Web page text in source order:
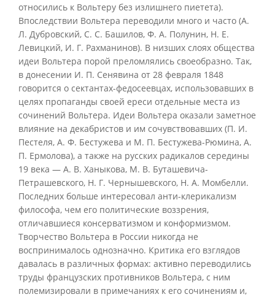
относились к Вольтеру без излишнего пиетета).
Впоследствии Вольтера переводили много и часто (А.
Л. Дубровский, С. С. Башилов, Ф. А. Полунин, Н. Е.
Левицкий, И. Г. Рахманинов). В низших слоях общества
идеи Вольтера порой преломлялись своеобразно. Так,
в донесении И. П. Сенявина от 28 февраля 1848
говорится о сектантах-федосеевцах, использовавших в
целях пропаганды своей ереси отдельные места из
сочинений Вольтера. Идеи Вольтера оказали заметное
влияние на декабристов и им сочувствовавших (П. И.
Пестеля, А. Ф. Бестужева и М. П. Бестужева-Рюмина, А.
П. Ермолова), а также на русских радикалов середины
19 века — А. В. Ханыкова, М. В. Буташевича-
Петрашевского, Н. Г. Чернышевского, Н. А. Момбелли.
Последних больше интересовал анти-клерикализм
философа, чем его политические воззрения,
отличавшиеся консерватизмом и конформизмом.
Творчество Вольтера в России никогда не
воспринималось однозначно. Критика его взглядов
давалась в различных формах: активно переводились
труды французских противников Вольтера, с ним
полемизировали в примечаниях к его сочинениям и,